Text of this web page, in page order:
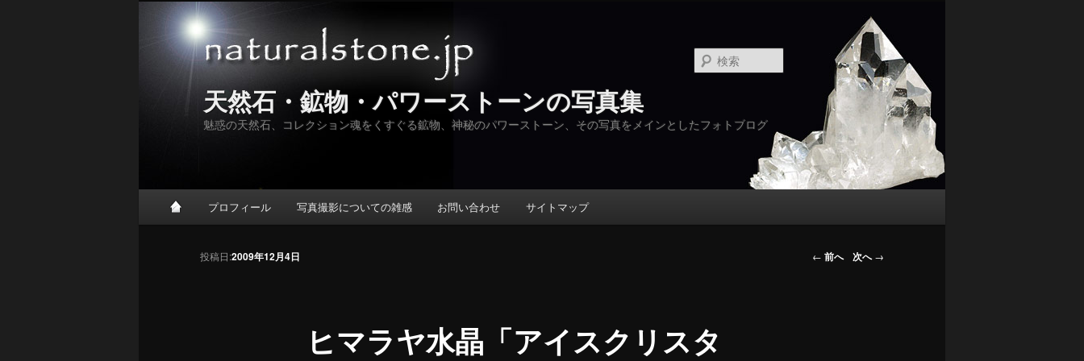
天然石・鉱物・パワーストーンの写真集
魅惑の天然石、コレクション魂をくすぐる鉱物、神秘のパワーストーン、その写真をメインとしたフォトブログ
メインメニュー
メインコンテンツへ移動
サブコンテンツへ移動
プロフィール 写真撮影についての雑感 お問い合わせ サイトマップ
投稿ナビゲーション ← 前へ 次へ→
ヒマラヤ水晶「アイスクリスタ
投稿日:2009年12月4日